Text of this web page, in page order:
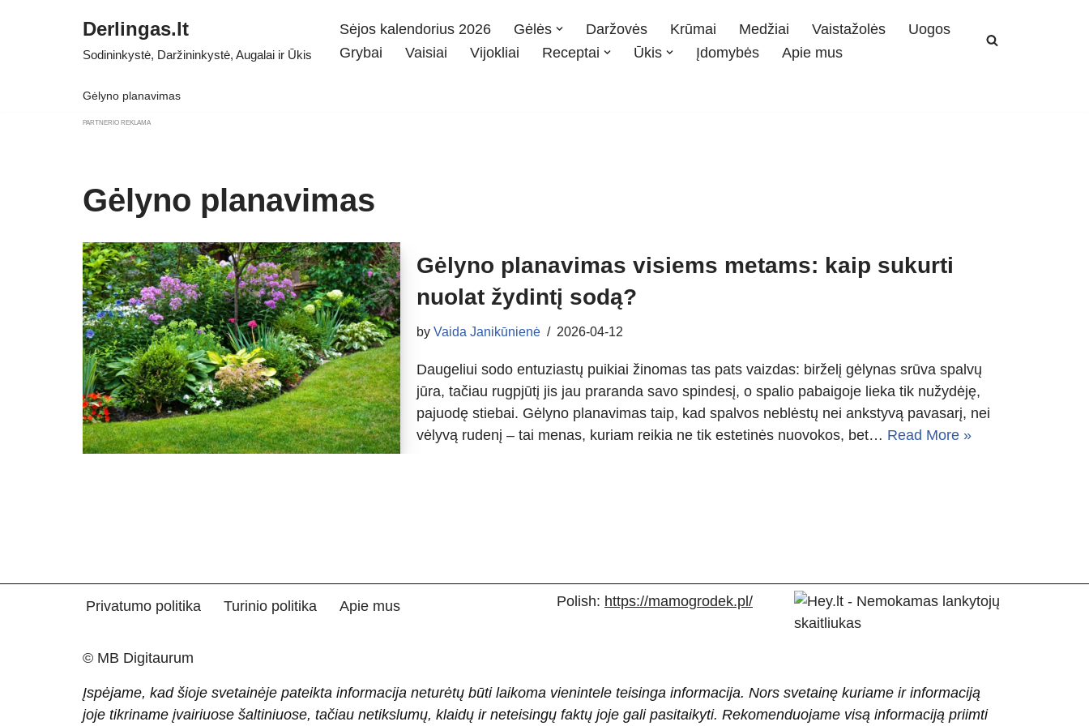
Derlingas.lt
Sodininkystė, Daržininkystė, Augalai ir Ūkis
Sėjos kalendorius 2026 Gėlės Daržovės Krūmai Medžiai Vaistažolės
Uogos
Grybai
Vaisiai Vijokliai Receptai Ūkis Įdomybės Apie mus
Gėlyno planavimas
PARTNERIO REKLAMA
Gėlyno planavimas
Gėlyno planavimas visiems metams: kaip sukurti
nuolat žydintį sodą?
by Vaida Janikūnienė 2026-04-12
Daugeliui sodo entuziastų puikiai žinomas tas pats vaizdas: birželį gėlynas srūva spalvų
jūra, tačiau rugpjūtį jis jau praranda savo spindesį, o spalio pabaigoje lieka tik nužydėję,
pajuodę stiebai. Gėlyno planavimas taip, kad spalvos neblėstų nei ankstyvą pavasarį, nei
vėlyvą rudenį – tai menas, kuriam reikia ne tik estetinės nuovokos, bet… Read More »
Privatumo politika Turinio politika Apie mus Polish: https://mamogrodek.pl/
© MB Digitaurum
Įspėjame, kad šioje svetainėje pateikta informacija neturėtų būti laikoma vienintele teisinga informacija. Nors svetainę kuriame ir informaciją
joje tikriname įvairiuose šaltiniuose, tačiau netikslumų, klaidų ir neteisingų faktų joje gali pasitaikyti. Rekomenduojame visą informaciją priimti